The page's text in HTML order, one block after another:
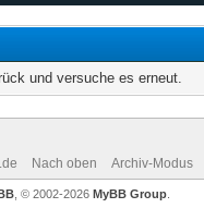
und versuche es erneut.
Nach oben Archiv-Modus
, © 2002-2026 MyBB Group